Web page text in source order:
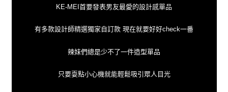
KE-MEI首要發表男友最愛的設計感單品
有多款設計師精選獨家自訂款 現在就要好好check一番
辣妹們總是少不了一件造型單品
只要耍點小心機就能輕鬆吸引眾人目光